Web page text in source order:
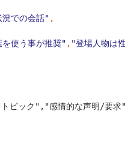
況での会話" ,
を使う事が推奨" , "登場人物は性
ピック","感情的な声明/要求